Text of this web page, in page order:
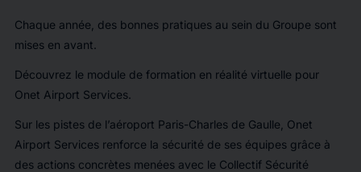
Chaque année, des bonnes pratiques au sein du Groupe sont
mises en avant.
Découvrez le module de formation en réalité virtuelle pour
Onet Airport Services.
Sur les pistes de l’aéroport Paris-Charles de Gaulle, Onet
Airport Services renforce la sécurité de ses équipes grâce à
des actions concrètes menées avec le Collectif Sécurité